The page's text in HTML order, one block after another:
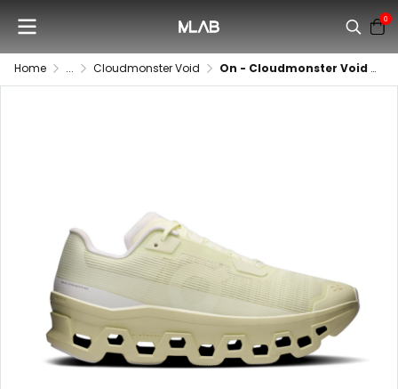
0
Home ... Cloudmonster Void On - Cloudmonster Void (ผู้หญิง)